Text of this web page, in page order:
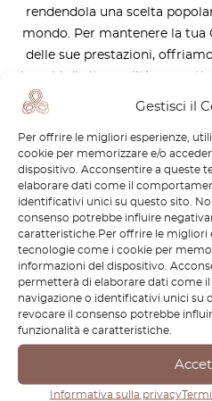
Gestisci il
Per offrire le migliori esperienze,
cookie per memorizzare e/o
dispositivo. Acconsentire a queste
elaborare dati come il
identificativi unici su questo sito.
consenso potrebbe influire
caratteristiche.Per offrire le migliori
tecnologie come i cookie per
informazioni del dispositivo.
permetterà di elaborare dati come
navigazione o identificativi unici su
revocare il consenso potrebbe
funzionalità e caratteristiche.
Informativa sulla privacy
rendendola una scelta
mondo. Per mantenere la tua
delle sue prestazioni,
ricambi di alta qualità,
di guida, l’efficienza e la
nostra attenzione alla
che ogni pezzo sia della
OctoClassic significa
termine della tua Toyota
sempre pronto a offrirti
supporto per trovare i ricambi
in perfetta forma con
sua esperienza di guida